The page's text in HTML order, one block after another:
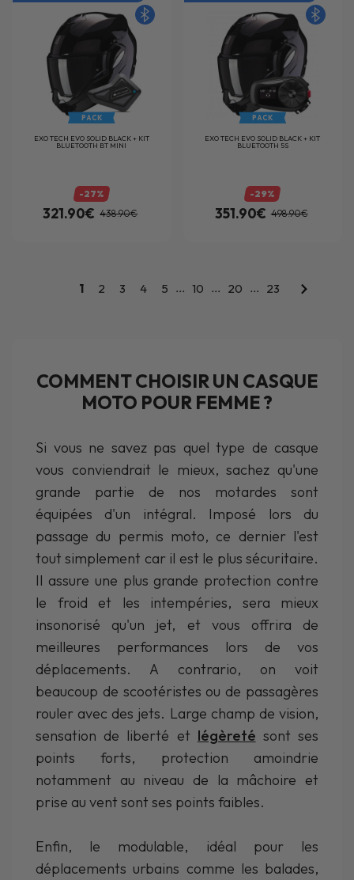
PACK
EXO TECH EVO SOLID BLACK + KIT
BLUETOOTH BT MINI
-27%
321.90€ 438.90€
PACK
EXO TECH EVO SOLID BLACK + KIT
BLUETOOTH 5S
-29%
351.90€ 498.90€
1 2 3 4 5 ... 10 ... 20 ... 23
COMMENT CHOISIR UN CASQUE
MOTO POUR FEMME ?
Si vous ne savez pas quel type de casque
vous conviendrait le mieux, sachez qu'une
grande partie de nos motardes sont
équipées d'un intégral. Imposé lors du
passage du permis moto, ce dernier l'est
tout simplement car il est le plus sécuritaire.
Il assure une plus grande protection contre
le froid et les intempéries, sera mieux
insonorisé qu'un jet, et vous offrira de
meilleures performances lors de vos
déplacements. A contrario, on voit
beaucoup de scootéristes ou de passagères
rouler avec des jets. Large champ de vision,
sensation de liberté et légèreté sont ses
points forts, protection amoindrie
notamment au niveau de la mâchoire et
prise au vent sont ses points faibles.
Enfin, le modulable, idéal pour les
déplacements urbains comme les balades,